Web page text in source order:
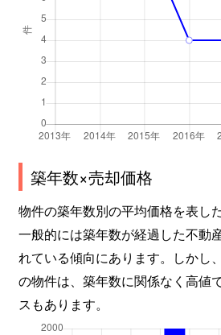
築年数×売却価格
物件の築年数別の平均価格を表し
一般的には築年数が経過した不動
れている傾向にあります。しかし
の物件は、築年数に関係なく高値
スもあります。